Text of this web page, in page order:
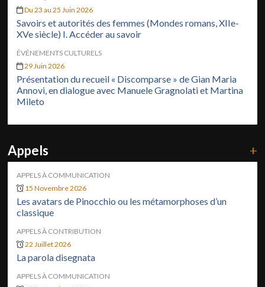
Du 23 au 25 Juin 2026
Savoirs et autorités des femmes (Mondes romans, XIIe-
XVe siècle) I. Accéder au savoir
ÉVÉNEMENTS CULTURELS
29 Juin 2026
Présentation du recueil « Discomparse » de Gian Maria
Annovi, en dialogue avec Manuele Gragnolati et Martina
Mileto
Appels +
APPELS À COMMUNICATION
15 Novembre 2026
Les avatars de Pinocchio ou les métamorphoses d’un
classique
APPELS À CONTRIBUTION
22 Juillet 2026
La parola disegnata
APPELS À COMMUNICATION